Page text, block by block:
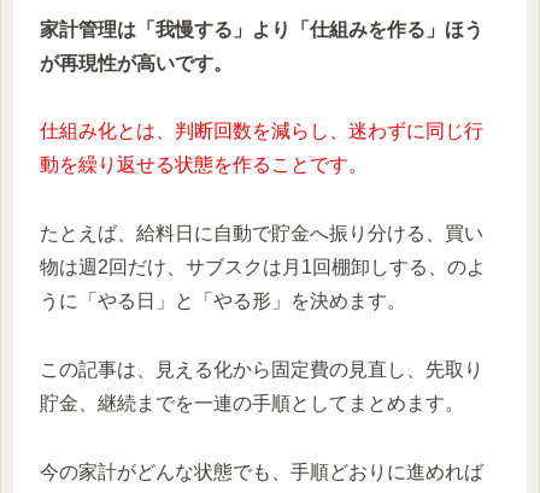
家計管理は「我慢する」より「仕組みを作る」ほう
が再現性が高いです。
仕組み化とは、判断回数を減らし、迷わずに同じ行
動を繰り返せる状態を作ることです。
たとえば、給料日に自動で貯金へ振り分ける、買い
物は週2回だけ、サブスクは月1回棚卸しする、のよ
うに「やる日」と「やる形」を決めます。
この記事は、見える化から固定費の見直し、先取り
貯金、継続までを一連の手順としてまとめます。
今の家計がどんな状態でも、手順どおりに進めれば